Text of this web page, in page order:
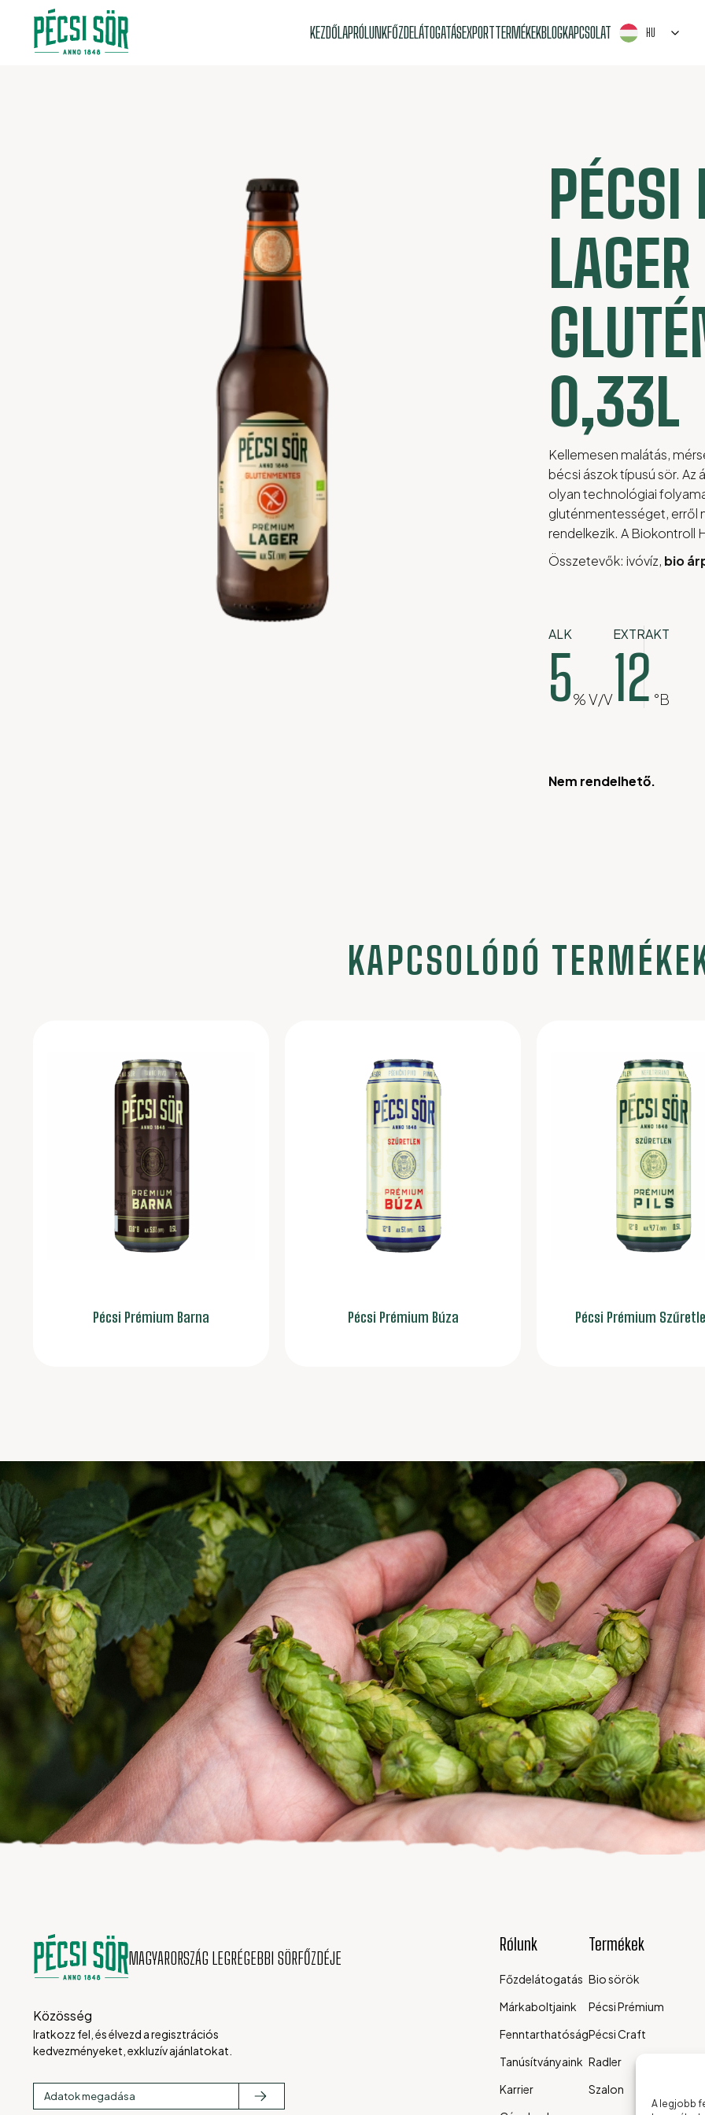
A legjobb
KEZDŐLAPRÓLUNKFŐZDELÁTOGATÁSEXPORTTERMÉKEKBLOGKAPCSOLAT HU
LAGER
0,33L
Kellemesen malátás,
bécsi ászok típusú sör.
olyan technológiai
gluténmentességet, erről
rendelkezik. A Biokontroll
Összetevők: ivóvíz, bio
ALK
5% V/V
EXTRAKT
12 °B
Nem rendelhető.
KAPCSOLÓDÓ
Pécsi Prémium Barna Pécsi Prémium Búza Pécsi Prémium
MAGYARORSZÁG LEGRÉGEBBI SÖRFŐZDÉJE
Közösség
Iratkozz fel, és élvezd a regisztrációs
kedvezményeket, exkluzív ajánlatokat.
Adatok megadása
Rólunk
Főzdelátogatás
Márkaboltjaink
Fenntarthatóság
Tanúsítványaink
Karrier
Termékek
Bio sörök
Pécsi Prémium
Pécsi Craft
Radler
Szalon